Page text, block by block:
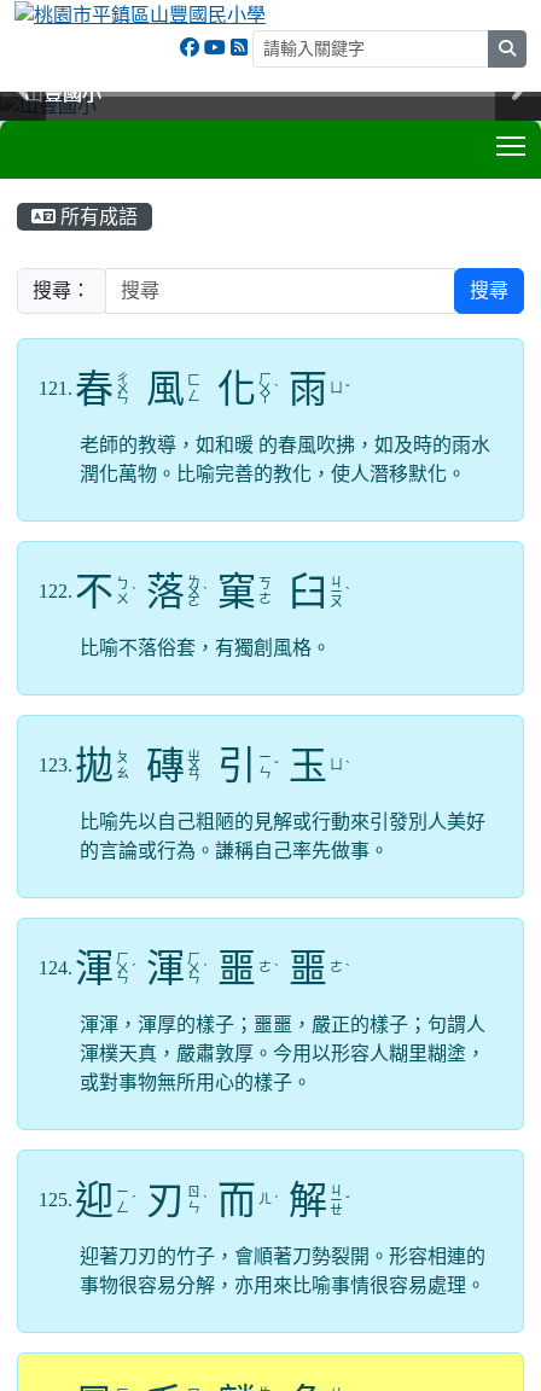
山豐國小
山豐國小
山豐國小
山豐國小
所有成語
搜尋： 搜尋
121. 春 ㄔ
ㄨ
ㄣ 風 ㄈ
ㄥ
化 ㄏ
ㄨ
ㄚ
ˋ 雨 ˇ
老師的教導，如和暖 的春風吹拂，如及時的雨水
潤化萬物。比喻完善的教化，使人潛移默化。
122. 不 ㄅ
ㄨ ˋ 落 ㄌ
ㄨ
ㄛ
ˋ 窠 ㄎ
ㄜ
臼 ㄐ
ㄧ
ㄡ
ˋ
比喻不落俗套，有獨創風格。
123. 拋 ㄆ
ㄠ
磚 ㄓ
ㄨ
ㄢ 引
ㄧ
ㄣ ˇ 玉 ˋ
比喻先以自己粗陋的見解或行動來引發別人美好
的言論或行為。謙稱自己率先做事。
124. 渾 ㄏ
ㄨ
ㄣ
ˊ 渾 ㄏ
ㄨ
ㄣ
ˊ 噩 ㄜ ˋ 噩 ㄜ ˋ
渾渾，渾厚的樣子；噩噩，嚴正的樣子；句謂人
渾樸天真，嚴肅敦厚。今用以形容人糊里糊塗，
或對事物無所用心的樣子。
125. 迎 ㄧ
ㄥ
ˊ 刃
ㄖ
ㄣ ˋ 而 ㄦ ˊ 解 ㄐ
ㄧ
ㄝ
ˇ
迎著刀刃的竹子，會順著刀勢裂開。形容相連的
事物很容易分解，亦用來比喻事情很容易處理。